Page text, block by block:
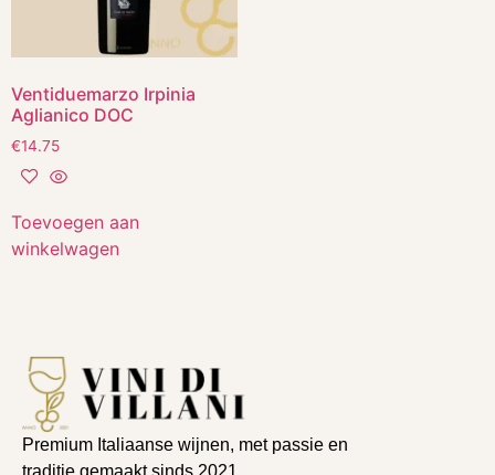
Ventiduemarzo Irpinia
Aglianico DOC
€14.75
Toevoegen aan
winkelwagen
Premium Italiaanse wijnen, met passie en
traditie gemaakt sinds 2021.